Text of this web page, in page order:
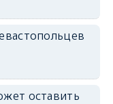
оставить